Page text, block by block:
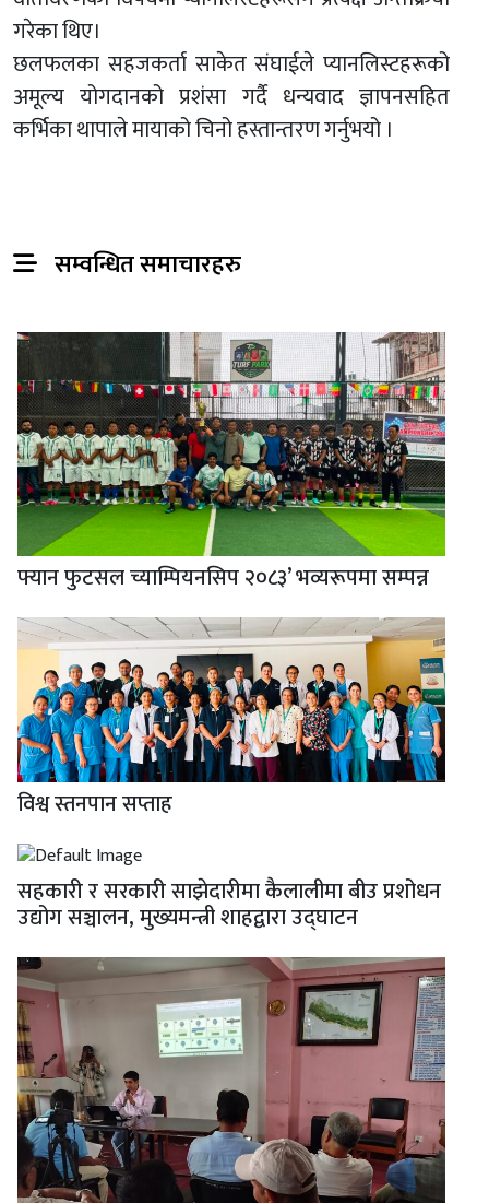
गरेका थिए।
छलफलका सहजकर्ता साकेत संघाईले प्यानलिस्टहरूको
अमूल्य योगदानको प्रशंसा गर्दै धन्यवाद ज्ञापनसहित
कर्भिका थापाले मायाको चिनो हस्तान्तरण गर्नुभयो ।
सम्वन्धित समाचारहरु
फ्यान फुटसल च्याम्पियनसिप २०८३’ भव्यरूपमा सम्पन्न
विश्व स्तनपान सप्ताह
सहकारी र सरकारी साझेदारीमा कैलालीमा बीउ प्रशोधन
उद्योग सञ्चालन, मुख्यमन्त्री शाहद्वारा उद्घाटन